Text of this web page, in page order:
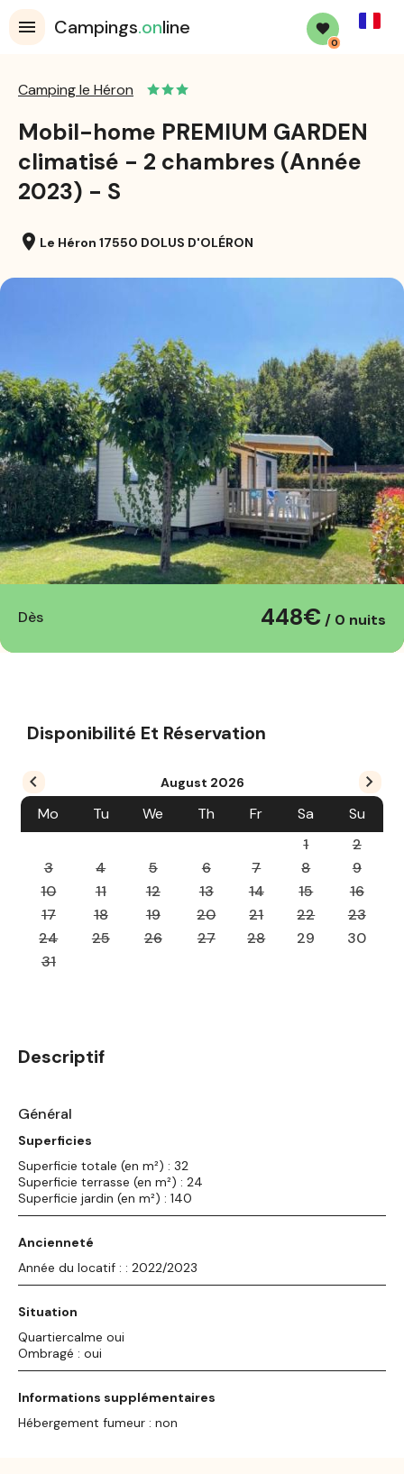
Campings.online
0
Camping le Héron
Mobil-home PREMIUM GARDEN
climatisé - 2 chambres (Année
2023) - S
location_on Le Héron 17550 DOLUS D'OLÉRON
Dès 448€ / 0 nuits
Disponibilité Et Réservation
August 2026
Mo Tu We Th Fr Sa
Su
1
2
3
4 5 6 7 8
9
10
11 12 13 14 15
16
17
18 19 20 21 22
23
24
25 26 27 28 29
30
31
Descriptif
Général
Superficies
Superficie totale (en m²) : 32
Superficie terrasse (en m²) : 24
Superficie jardin (en m²) : 140
Ancienneté
Année du locatif : : 2022/2023
Situation
Quartiercalme oui
Ombragé : oui
Informations supplémentaires
Hébergement fumeur : non